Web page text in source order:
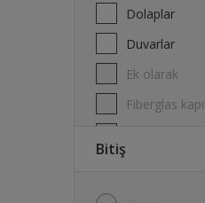
Dolaplar
Duvarlar
Ek olarak
Fiberglas
Bitiş